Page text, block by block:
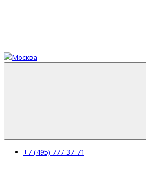
+7 (495) 777-37-71